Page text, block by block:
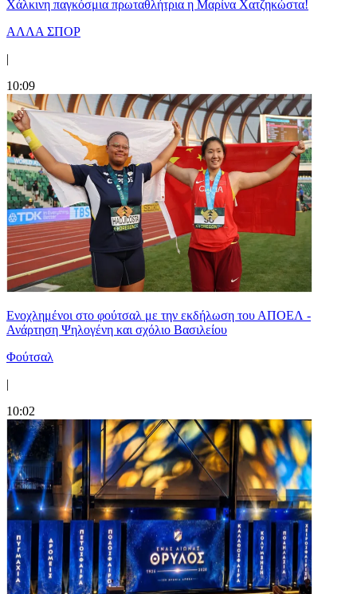
Χάλκινη παγκόσμια πρωταθλήτρια η Μαρίνα Χατζηκώστα!
ΑΛΛΑ ΣΠΟΡ
|
10:09
Ενοχλημένοι στο φούτσαλ με την εκδήλωση του ΑΠΟΕΛ -
Ανάρτηση Ψηλογένη και σχόλιο Βασιλείου
Φούτσαλ
|
10:02